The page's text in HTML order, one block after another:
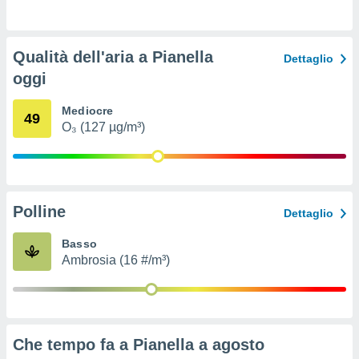
dei
Web
Qualità dell'aria a Pianella
oggi
Dettaglio
49 Mediocre
O₃ (127 µg/m³)
Polline Dettaglio
Basso
Ambrosia (16 #/m³)
Che tempo fa a Pianella a agosto